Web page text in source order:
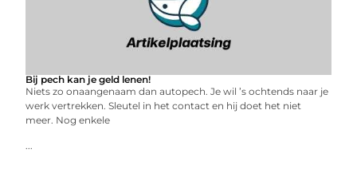
Bij pech kan je geld lenen!
Niets zo onaangenaam dan autopech. Je wil ’s ochtends naar je
werk vertrekken. Sleutel in het contact en hij doet het niet
meer. Nog enkele
...